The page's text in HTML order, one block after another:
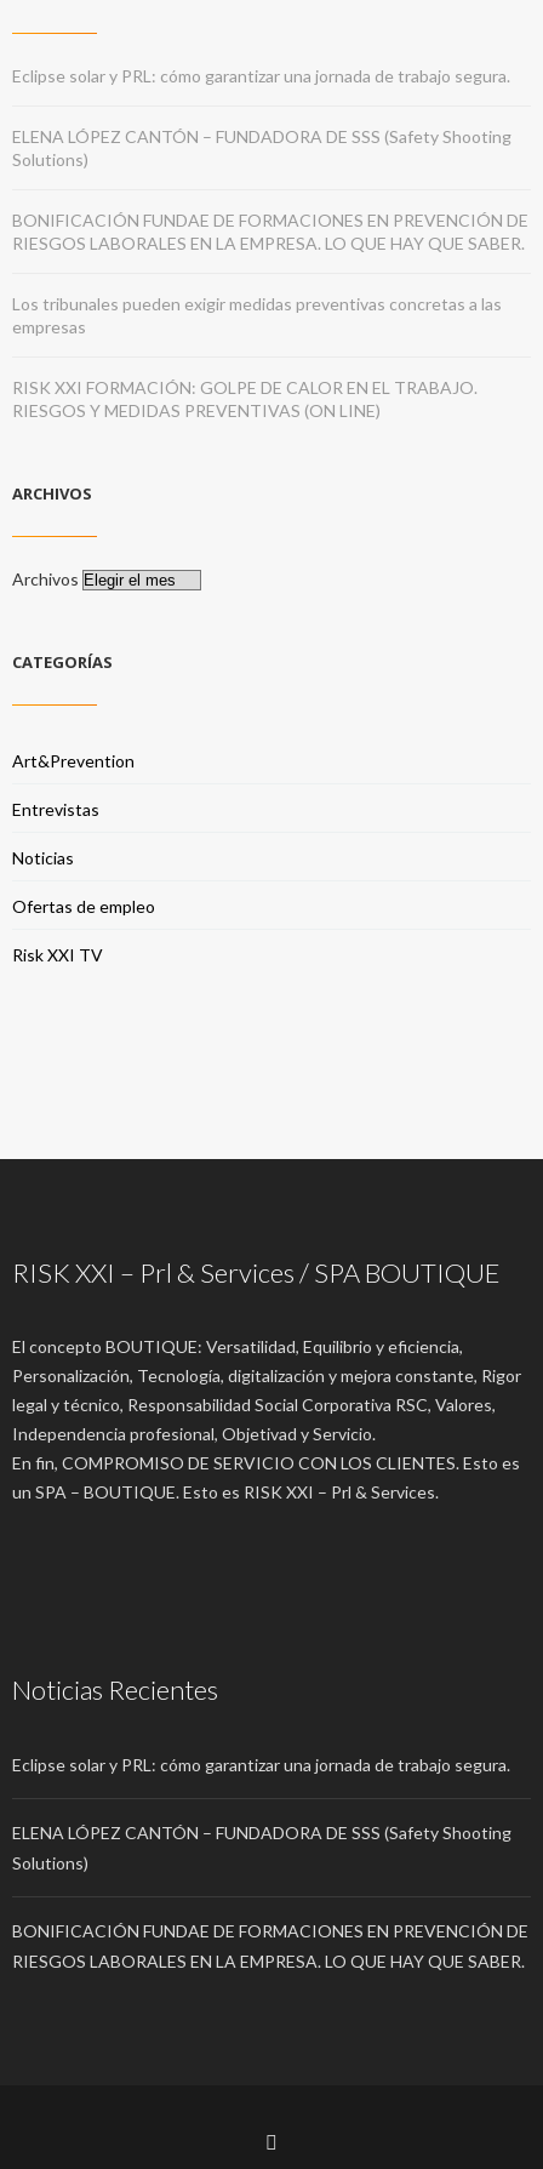
Eclipse solar y PRL: cómo garantizar una jornada de trabajo segura.
ELENA LÓPEZ CANTÓN – FUNDADORA DE SSS (Safety Shooting
Solutions)
BONIFICACIÓN FUNDAE DE FORMACIONES EN PREVENCIÓN DE
RIESGOS LABORALES EN LA EMPRESA. LO QUE HAY QUE SABER.
Los tribunales pueden exigir medidas preventivas concretas a las
empresas
RISK XXI FORMACIÓN: GOLPE DE CALOR EN EL TRABAJO.
RIESGOS Y MEDIDAS PREVENTIVAS (ON LINE)
ARCHIVOS
Archivos
CATEGORÍAS
Art&Prevention
Entrevistas
Noticias
Ofertas de empleo
Risk XXI TV
RISK XXI – Prl & Services / SPA BOUTIQUE
El concepto BOUTIQUE: Versatilidad, Equilibrio y eficiencia,
Personalización, Tecnología, digitalización y mejora constante, Rigor
legal y técnico, Responsabilidad Social Corporativa RSC, Valores,
Independencia profesional, Objetivad y Servicio.
En fin, COMPROMISO DE SERVICIO CON LOS CLIENTES. Esto es
un SPA – BOUTIQUE. Esto es RISK XXI – Prl & Services.
Noticias Recientes
Eclipse solar y PRL: cómo garantizar una jornada de trabajo segura.
ELENA LÓPEZ CANTÓN – FUNDADORA DE SSS (Safety Shooting
Solutions)
BONIFICACIÓN FUNDAE DE FORMACIONES EN PREVENCIÓN DE
RIESGOS LABORALES EN LA EMPRESA. LO QUE HAY QUE SABER.